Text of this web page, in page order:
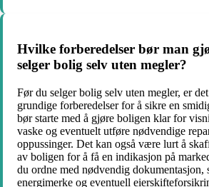
Hvilke forberedelser bør man
selger bolig selv uten megler?
Før du selger bolig selv uten megler, er
grundige forberedelser for å sikre en
bør starte med å gjøre boligen klar for
vaske og eventuelt utføre nødvendige
oppussinger. Det kan også være lurt å
av boligen for å få en indikasjon på
du ordne med nødvendig dokumentasjon,
energimerke og eventuell